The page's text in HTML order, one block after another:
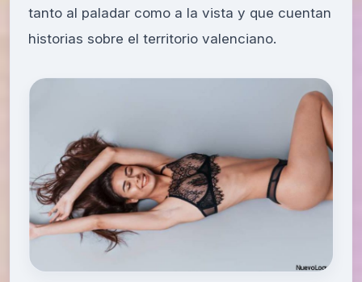
tanto al paladar como a la vista y que cuentan
historias sobre el territorio valenciano.